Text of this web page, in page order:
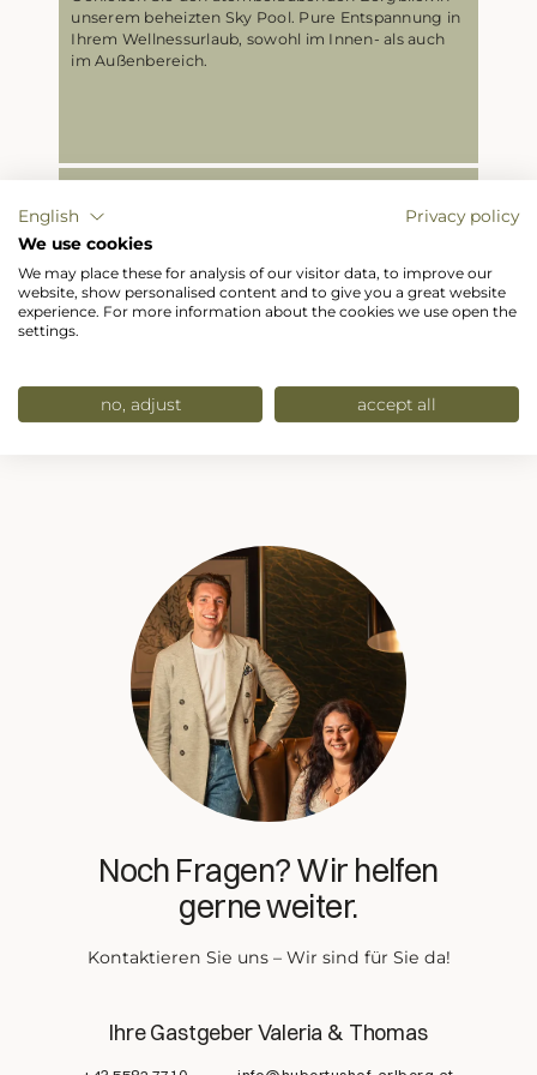
unserem beheizten Sky Pool. Pure Entspannung in
Ihrem Wellnessurlaub, sowohl im Innen- als auch
im Außenbereich.
Unser Restaurant im Hotel Hubertushof serviert
österreichische und internationale Küche mit
einem atemberaubenden Panoramablick.
Noch Fragen? Wir helfen
gerne weiter.
Kontaktieren Sie uns – Wir sind für Sie da!
Ihre Gastgeber Valeria & Thomas
English
Privacy policy
We use cookies
We may place these for analysis of our visitor data, to improve our
website, show personalised content and to give you a great website
experience. For more information about the cookies we use open the
settings.
no, adjust accept all